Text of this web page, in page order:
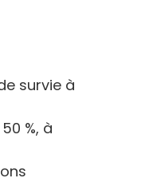
survie à
%, à
permettent
tarifs non
accélérés
la traduction